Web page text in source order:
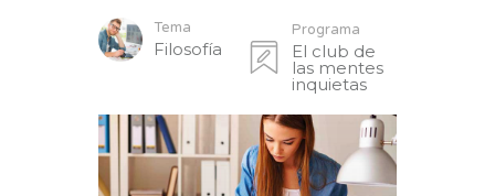
Tema
Filosofía
Programa
El club de
las mentes
inquietas